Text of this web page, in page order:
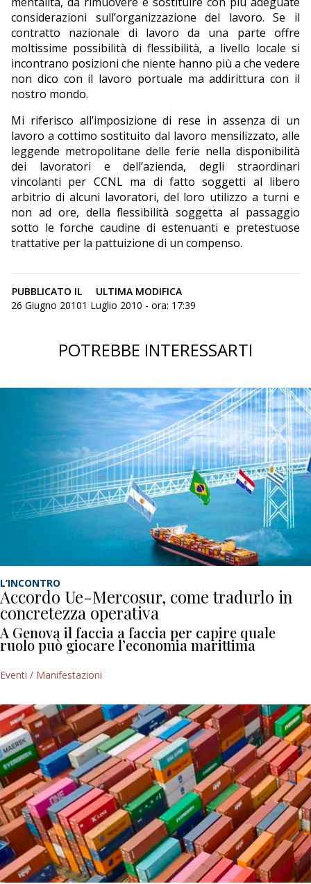
considerazioni sull’organizzazione del lavoro. Se il
contratto nazionale di lavoro da una parte offre
moltissime possibilità di flessibilità, a livello locale si
incontrano posizioni che niente hanno più a che vedere
non dico con il lavoro portuale ma addirittura con il
nostro mondo.
Mi riferisco all’imposizione di rese in assenza di un
lavoro a cottimo sostituito dal lavoro mensilizzato, alle
leggende metropolitane delle ferie nella disponibilità
dei lavoratori e dell’azienda, degli straordinari
vincolanti per CCNL ma di fatto soggetti al libero
arbitrio di alcuni lavoratori, del loro utilizzo a turni e
non ad ore, della flessibilità soggetta al passaggio
sotto le forche caudine di estenuanti e pretestuose
trattative per la pattuizione di un compenso.
PUBBLICATO IL
26 Giugno 2010
ULTIMA MODIFICA
1 Luglio 2010 - ora: 17:39
POTREBBE INTERESSARTI
L’INCONTRO
Accordo Ue-Mercosur, come tradurlo in
concretezza operativa
A Genova il faccia a faccia per capire quale
ruolo può giocare l’economia marittima
Eventi / Manifestazioni